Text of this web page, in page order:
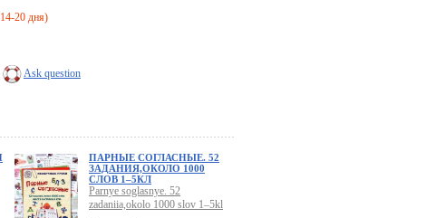
20 дня)
Ask question
ПАРНЫЕ СОГЛАСНЫЕ. 52
ЗАДАНИЯ,ОКОЛО 1000
СЛОВ 1–5КЛ
Parnye soglasnye. 52
zadaniia,okolo 1000 slov 1–5kl